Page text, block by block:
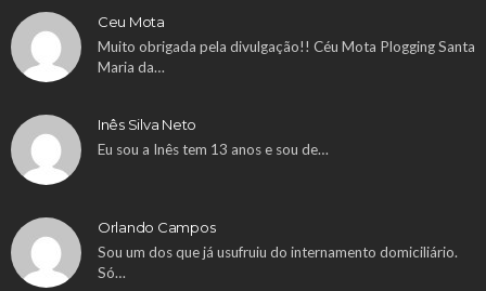
Ceu Mota
Muito obrigada pela divulgação!! Céu Mota Plogging Santa
Maria da…
Inês Silva Neto
Eu sou a Inês tem 13 anos e sou de…
Orlando Campos
Sou um dos que já usufruiu do internamento domiciliário.
Só…